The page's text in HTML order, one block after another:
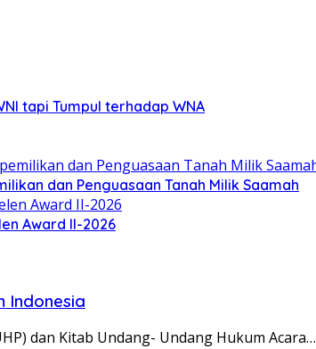
tapi Tumpul terhadap WNA
dan Penguasaan Tanah Milik Saamah
Award II-2026
Indonesia
dan Kitab Undang- Undang Hukum Acara…